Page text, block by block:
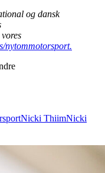
og dansk
nytommotorsport.
Nicki ThiimNicki